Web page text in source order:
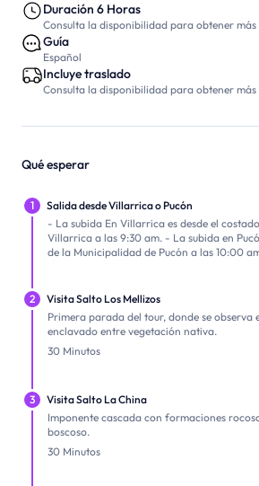
Duración 6 Horas
Consulta la disponibilidad para obtener
Guía
Español
Incluye traslado
Consulta la disponibilidad para obtener
Qué esperar
1
Salida desde Villarrica o Pucón
- La subida En Villarrica es desde el
Villarrica a las 9:30 am. - La subida en
de la Municipalidad de Pucón a las 10:00
2
Visita Salto Los Mellizos
Primera parada del tour, donde se observa
enclavado entre vegetación nativa.
30 Minutos
3
Visita Salto La China
Imponente cascada con formaciones
boscoso.
30 Minutos